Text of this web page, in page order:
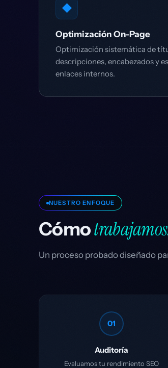
◆
Optimización On-Page
Optimización sistemática de
descripciones, encabezados y
enlaces internos.
NUESTRO ENFOQUE
Cómo
Un proceso probado diseñado
01
Auditoría
Evaluamos tu rendimiento SEO